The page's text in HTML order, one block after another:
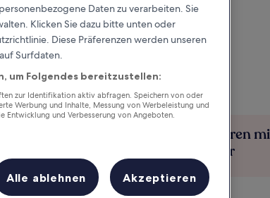
für jede
Mehr sparen
Mitglieder
Daten zu verarbeiten. Sie
Klicken Sie dazu bitte unten oder
Diese Präferenzen werden unseren
Surfdaten.
um Folgendes bereitzustellen:
zur Identifikation aktiv abfragen. Speichern von oder
Werbung und Inhalte, Messung von Werbeleistung und
und Verbesserung von Angeboten.
Alle ablehnen Akzeptieren